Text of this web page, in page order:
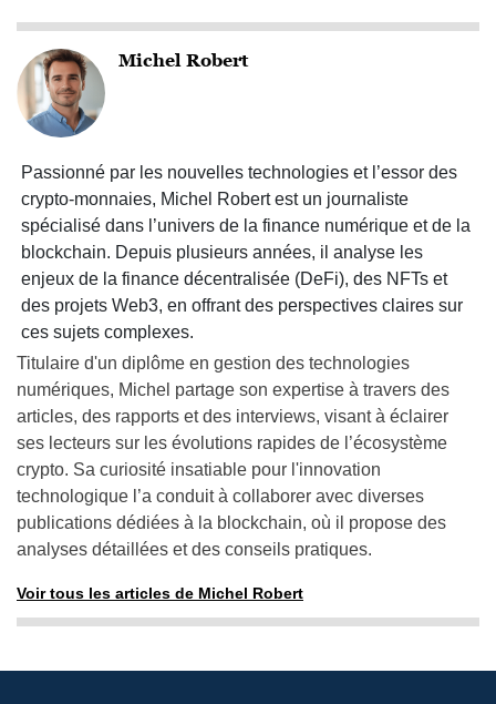
Michel Robert
Passionné par les nouvelles technologies et l’essor des
crypto-monnaies, Michel Robert est un journaliste
spécialisé dans l’univers de la finance numérique et de la
blockchain. Depuis plusieurs années, il analyse les
enjeux de la finance décentralisée (DeFi), des NFTs et
des projets Web3, en offrant des perspectives claires sur
ces sujets complexes.
Titulaire d'un diplôme en gestion des technologies
numériques, Michel partage son expertise à travers des
articles, des rapports et des interviews, visant à éclairer
ses lecteurs sur les évolutions rapides de l’écosystème
crypto. Sa curiosité insatiable pour l'innovation
technologique l’a conduit à collaborer avec diverses
publications dédiées à la blockchain, où il propose des
analyses détaillées et des conseils pratiques.
Voir tous les articles de Michel Robert